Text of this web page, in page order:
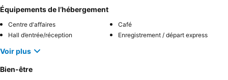
Équipements de l’hébergement
Centre d'affaires
Café
Hall d’entrée/réception
Enregistrement / départ express
Voir plus
Bien-être